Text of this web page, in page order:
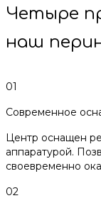
Четыре
наш
01
Современное
Центр оснащен
аппаратурой.
своевременно
02